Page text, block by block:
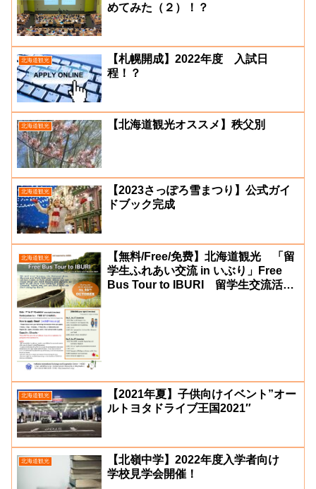
めてみた（２）！？
北海道観光
【札幌開成】2022年度 入試日
程！？
北海道観光 【北海道観光オススメ】秩父別
北海道観光
【2023さっぽろ雪まつり】公式ガイ
ドブック完成
北海道観光
【無料/Free/免费】北海道観光 「留
学生ふれあい交流 in いぶり」Free
Bus Tour to IBURI 留学生交流活动
北海道観光
【2021年夏】子供向けイベント”オー
ルトヨタドライブ王国2021″
北海道観光
【北嶺中学】2022年度入学者向け
学校見学会開催！